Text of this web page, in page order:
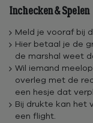
Inchecken & Spelen
Meld je vooraf bij
Hier betaal je de
de marshal weet
Wil iemand
overleg met de
een hesje dat
Bij drukte kan het
een flight.